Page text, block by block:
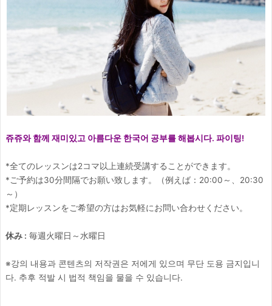
쥬쥬와 함께 재미있고 아름다운 한국어 공부를 해봅시다. 파이팅!
*全てのレッスンは2コマ以上連続受講することができます。
*ご予約は30分間隔でお願い致します。（例えば：20:00～、20:30
～）
*定期レッスンをご希望の方はお気軽にお問い合わせください。
休み : 毎週火曜日～水曜日
※강의 내용과 콘텐츠의 저작권은 저에게 있으며 무단 도용 금지입니
다. 추후 적발 시 법적 책임을 물을 수 있습니다.